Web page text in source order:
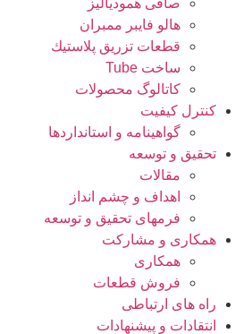
صافی همودیالیز
هالو فایبر ممبران
قطعات تزريق پلاستيك
ساخت Tube
کاتالوگ محصولات
کنترل کیفیت
گواهينامه و استانداردها
تحقيق و توسعه
مقالات
اهداف و چشم انداز
فرمهای تحقیق و توسعه
همکاری و مشارکت
همکاری
فروش قطعات
راه های ارتباطی
انتقادات و پيشنهادات